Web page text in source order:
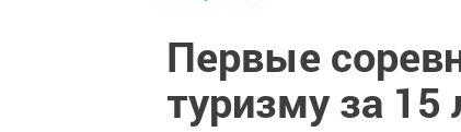
Первые
туризму за 15